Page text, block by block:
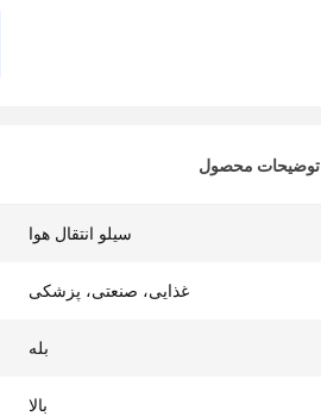
توضیحات محصول
سیلو انتقال هوا
غذایی، صنعتی، پزشکی
بله
بالا